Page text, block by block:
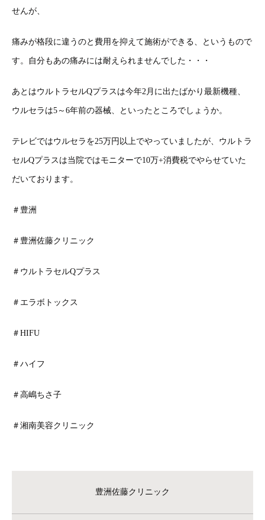
せんが、
痛みが格段に違うのと費用を抑えて施術ができる、というもので
す。自分もあの痛みには耐えられませんでした・・・
あとはウルトラセルQプラスは今年2月に出たばかり最新機種、
ウルセラは5～6年前の器械、といったところでしょうか。
テレビではウルセラを25万円以上でやっていましたが、ウルトラ
セルQプラスは当院ではモニターで10万+消費税でやらせていた
だいております。
＃豊洲
＃豊洲佐藤クリニック
＃ウルトラセルQプラス
＃エラボトックス
＃HIFU
＃ハイフ
＃高嶋ちさ子
＃湘南美容クリニック
豊洲佐藤クリニック